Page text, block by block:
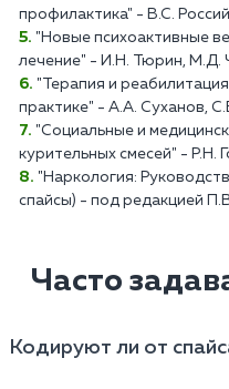
профилактика" - В.С.
"Новые психоактивные
лечение" - И.Н. Тюрин, М.Д.
"Терапия и
практике" - А.А. Суханов,
"Социальные и
курительных смесей" - Р.Н.
"Наркология:
спайсы) - под редакцией
Часто
Кодируют ли от